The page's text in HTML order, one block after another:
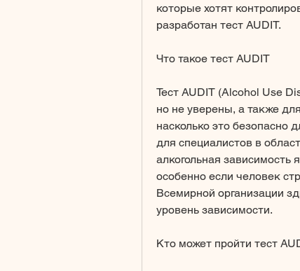
которые хотят
разработан тест AUDIT.
Что такое тест AUDIT
Тест AUDIT (Alcohol Use
но не уверены, а также
насколько это безопасно
для специалистов в
алкогольная зависимость
особенно если человек
Всемирной организации
уровень зависимости.
Кто может пройти тест